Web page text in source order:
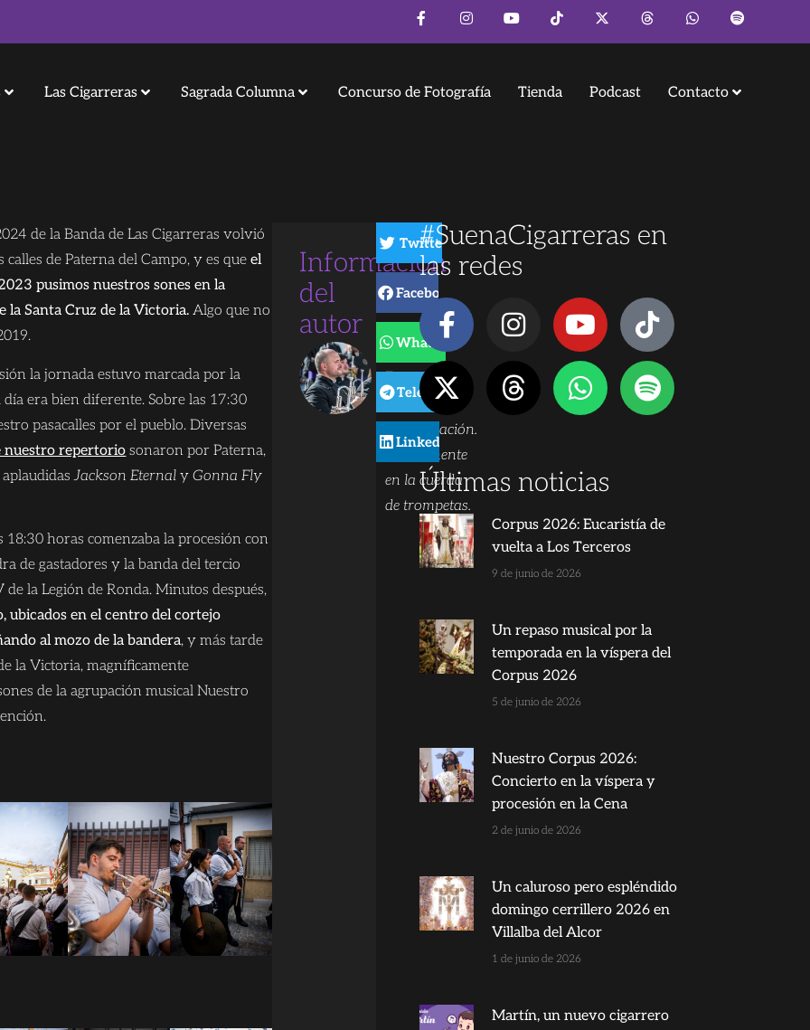
Las Cigarreras Sagrada Columna Concurso de Fotografía Tienda Podcast Contacto
de la Banda de Las Cigarreras volvió
calles de Paterna del Campo, y es queel
pusimos nuestros sones en la
la Santa Cruz de la Victoria. Algo que no
la jornada estuvo marcada por la
era bien diferente. Sobre las 17:30
pasacalles por el pueblo. Diversas
nuestro repertorio sonaron por Paterna,
aplaudidasJackson Eternal yGonna Fly
18:30 horas comenzaba la procesión con
de gastadores y la banda del tercio
la Legión de Ronda. Minutos después,
ubicados en el centro del cortejo
al mozo de la bandera, y más tarde
la Victoria, magníficamente
de la agrupación musical Nuestro
Información
del
autor
Juanjo
Dorado
Director de
comunicación.
Componente
en la cuerda
de trompetas.
Twitter
Facebook
WhatsApp
Telegram
LinkedIn
#SuenaCigarreras en
las redes
Últimas noticias
Corpus 2026: Eucaristía de
vuelta a Los Terceros
9 de junio de 2026
Un repaso musical por la
temporada en la víspera del
Corpus 2026
5 de junio de 2026
Nuestro Corpus 2026:
Concierto en la víspera y
procesión en la Cena
2 de junio de 2026
Un caluroso pero espléndido
domingo cerrillero 2026 en
Villalba del Alcor
1 de junio de 2026
Martín, un nuevo cigarrero